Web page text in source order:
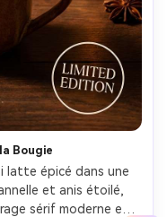
Bougie
latte épicé dans une
et anis étoilé,
sérif moderne et